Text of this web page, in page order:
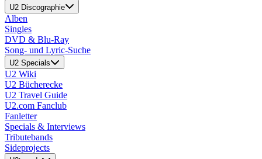
U2 Discographie
Alben
Singles
DVD & Blu-Ray
Song- und Lyric-Suche
U2 Specials
U2 Wiki
U2 Bücherecke
U2 Travel Guide
U2.com Fanclub
Fanletter
Specials & Interviews
Tributebands
Sideprojects